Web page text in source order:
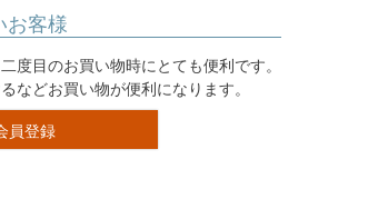
お客様
度目のお買い物時にとても便利です。
などお買い物が便利になります。
員登録